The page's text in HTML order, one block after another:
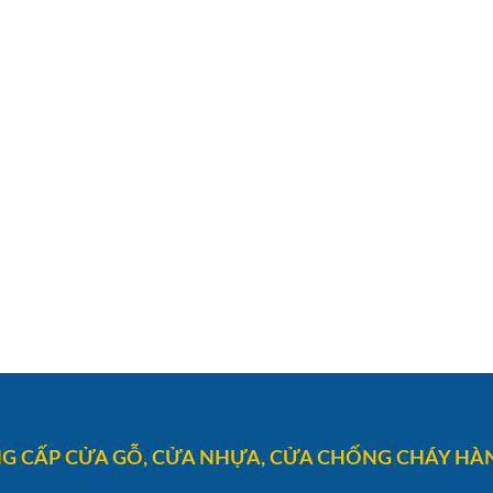
CẤP CỬA GỖ, CỬA NHỰA, CỬA CHỐNG CHÁY